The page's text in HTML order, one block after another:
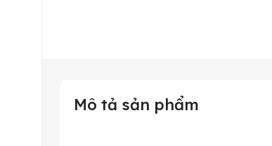
Mô tả sản phẩm